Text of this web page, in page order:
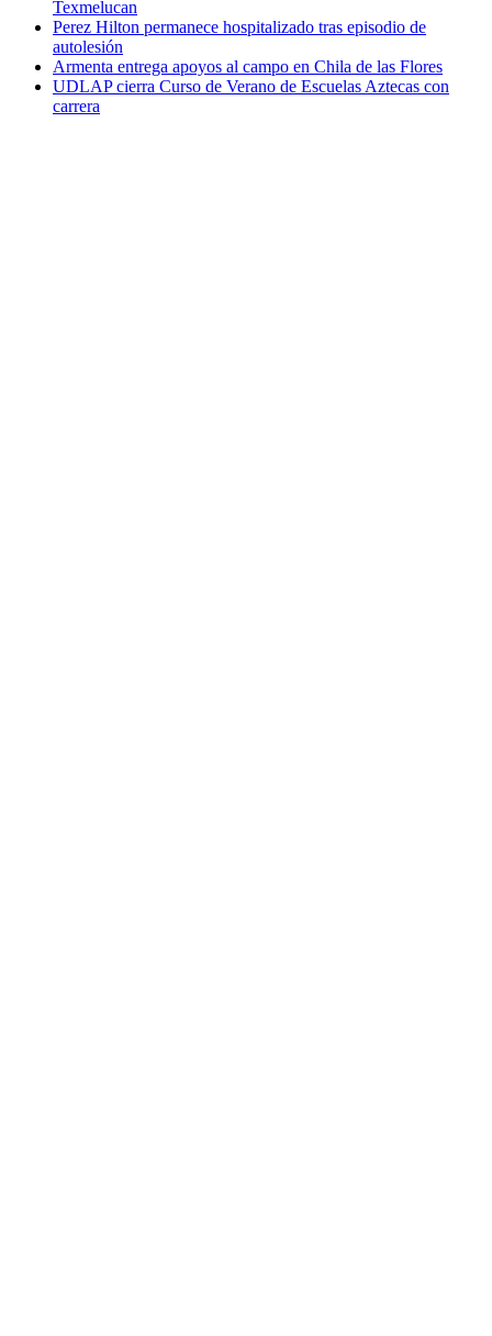
Texmelucan
Perez Hilton permanece hospitalizado tras episodio de
autolesión
Armenta entrega apoyos al campo en Chila de las Flores
UDLAP cierra Curso de Verano de Escuelas Aztecas con
carrera